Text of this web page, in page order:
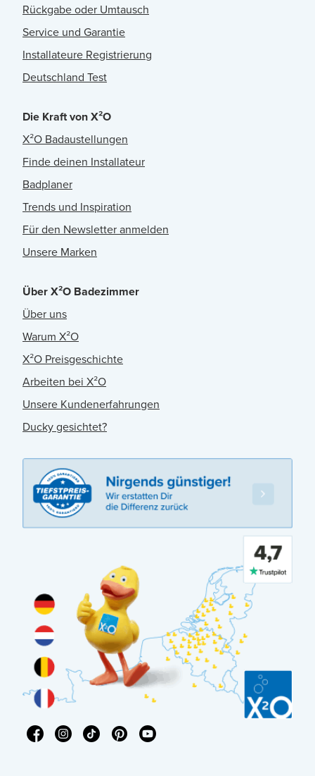
Rückgabe oder Umtausch
Service und Garantie
Installateure Registrierung
Deutschland Test
Die Kraft von X²O
X²O Badaustellungen
Finde deinen Installateur
Badplaner
Trends und Inspiration
Für den Newsletter anmelden
Unsere Marken
Über X²O Badezimmer
Über uns
Warum X²O
X²O Preisgeschichte
Arbeiten bei X²O
Unsere Kundenerfahrungen
Ducky gesichtet?